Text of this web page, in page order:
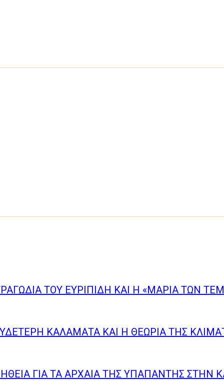
ΤΟΥ ΕΥΡΙΠΙΔΗ ΚΑΙ Η «ΜΑΡΙΑ ΤΩΝ
ΚΑΛΑΜΆΤΑ ΚΑΙ Η ΘΕΩΡΊΑ ΤΗΣ
ΓΙΑ ΤΑ ΑΡΧΑΊΑ ΤΗΣ ΥΠΑΠΑΝΤΉΣ ΣΤΗΝ